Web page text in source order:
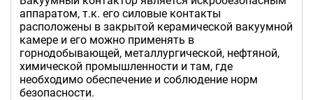
аппаратом, т.к. его силовые контакты
расположены в закрытой керамической вакуумной
камере и его можно применять в
горнодобывающей, металлургической, нефтяной,
химической промышленности и там, где
необходимо обеспечение и соблюдение норм
безопасности.